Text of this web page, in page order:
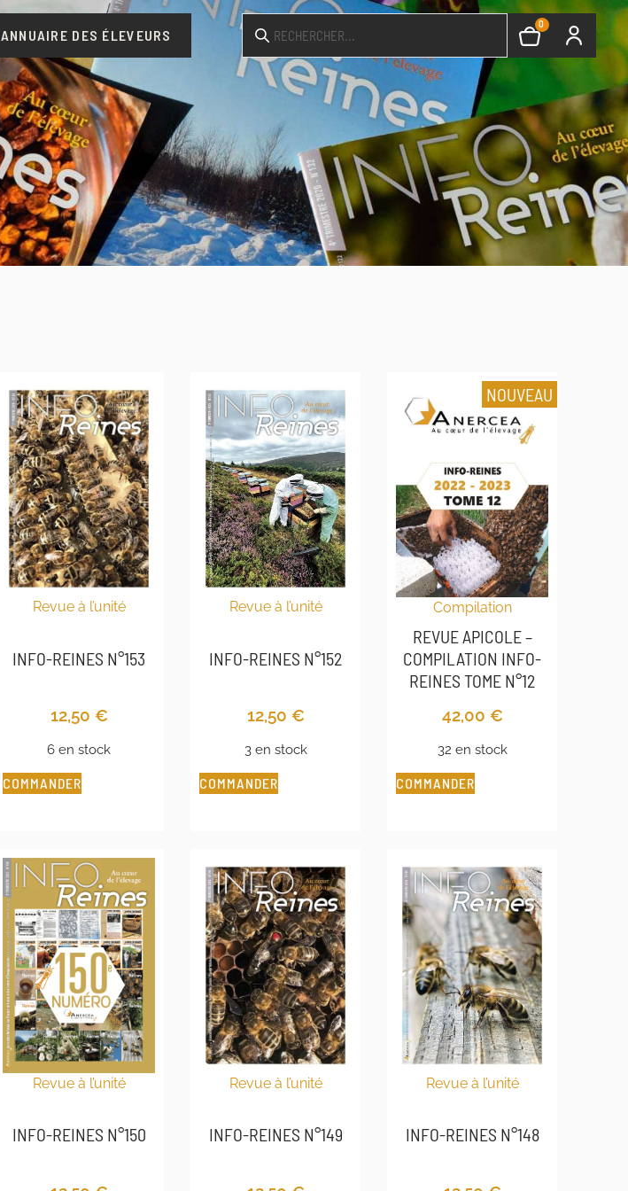
ANNUAIRE DES ÉLEVEURS
0
Revue à l’unité
INFO-REINES N°153
12,50 €
6 en stock
COMMANDER
Revue à l’unité
INFO-REINES N°152
12,50 €
3 en stock
COMMANDER
NOUVEAU
Compilation
REVUE APICOLE –
COMPILATION INFO-
REINES TOME N°12
42,00 €
32 en stock
COMMANDER
Revue à l’unité
INFO-REINES N°150
Revue à l’unité
INFO-REINES N°149
Revue à l’unité
INFO-REINES N°148